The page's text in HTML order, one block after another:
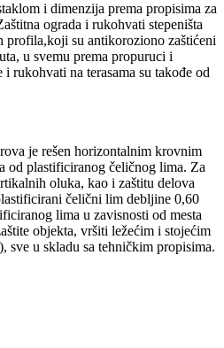
i dimenzija prema propisima za
ograda i rukohvati stepeništa
profila,koji su antikoroziono zaštićeni
u svemu prema propuruci i
rukohvati na terasama su takođe od
je rešen horizontalnim krovnim
od plastificiranog čeličnog lima. Za
oluka, kao i zaštitu delova
čelični lim debljine 0,60
lima u zavisnosti od mesta
objekta, vršiti ležećim i stojećim
sve u skladu sa tehničkim propisima.